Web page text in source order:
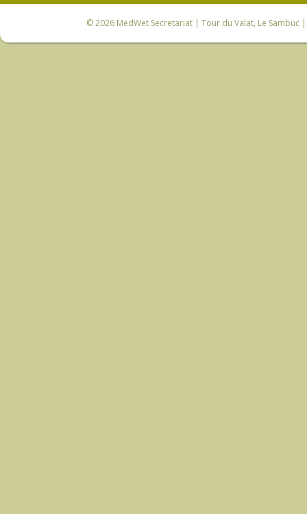
© 2026 MedWet Secretariat| Tour du Valat, Le Sambuc